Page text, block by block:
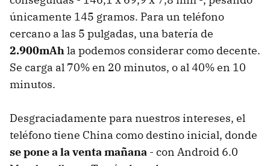
únicamente 145 gramos. Para un teléfono
cercano a las 5 pulgadas, una batería de
2.900mAhla podemos considerar como decente.
Se carga al 70% en 20 minutos, o al 40% en 10
minutos.
Desgraciadamente para nuestros intereses, el
teléfono tiene China como destino inicial, donde
se pone a la venta mañana - con Android 6.0